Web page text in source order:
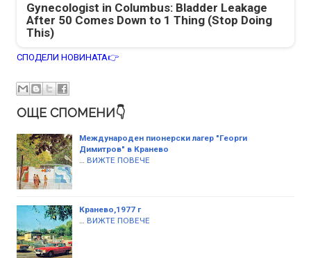
Gynecologist in Columbus: Bladder Leakage
After 50 Comes Down to 1 Thing (Stop Doing
This)
СПОДЕЛИ НОВИНАТА👉
ОЩЕ СПОМЕНИ👇
Международен пионерски лагер "Георги
Димитров" в Кранево
ВИЖТЕ ПОВЕЧЕ
Кранево,1977 г
ВИЖТЕ ПОВЕЧЕ